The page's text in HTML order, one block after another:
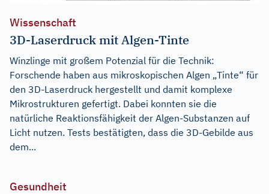
Wissenschaft
3D-Laserdruck mit Algen-Tinte
Winzlinge mit großem Potenzial für die Technik:
Forschende haben aus mikroskopischen Algen „Tinte“ für
den 3D-Laserdruck hergestellt und damit komplexe
Mikrostrukturen gefertigt. Dabei konnten sie die
natürliche Reaktionsfähigkeit der Algen-Substanzen auf
Licht nutzen. Tests bestätigten, dass die 3D-Gebilde aus
dem...
Gesundheit